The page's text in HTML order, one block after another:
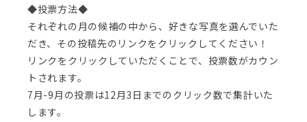
◆投票方法◆
それぞれの月の候補の中から、好きな写真を選んでいた
だき、その投稿先のリンクをクリックしてください！
リンクをクリックしていただくことで、投票数がカウン
トされます。
7月-9月の投票は12月3日までのクリック数で集計いた
します。